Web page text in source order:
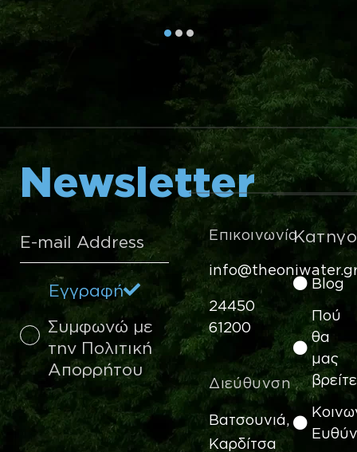
Newsletter
Συμφωνώ με
την Πολιτική
Απορρήτου
Eγγραφή
Επικοινωνία
24450
61200
Διεύθυνση
Bατσουνιά,
Καρδίτσα
Blog
Πού
θα
μας
βρείτε